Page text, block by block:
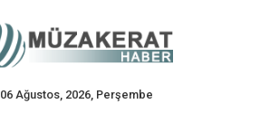
06 Ağustos, 2026, Perşembe